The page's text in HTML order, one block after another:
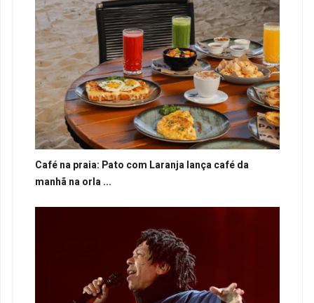
Café na praia: Pato com Laranja lança café da
manhã na orla ...